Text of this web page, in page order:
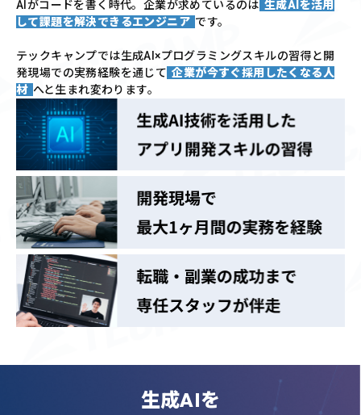
AIがコードを書く時代。企業が求めているのは 生成AIを活用
して課題を解決できるエンジニア です。
テックキャンプでは生成AI×プログラミングスキルの習得と開
発現場での実務経験を通じて 企業が今すぐ採用したくなる人
材 へと生まれ変わります。
生成AIを